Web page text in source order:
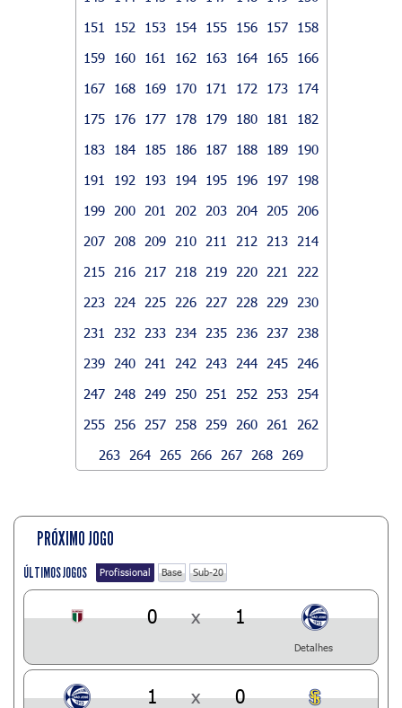
151
152 153 154 155 156 157
158
159
160 161 162 163 164 165
166
167
168 169 170 171 172 173
174
175
176 177 178 179 180 181
182
183
184 185 186 187 188 189
190
191
192 193 194 195 196 197
198
199
200 201 202 203 204 205
206
207
208 209 210 211 212 213
214
215
216 217 218 219 220 221
222
223
224 225 226 227 228 229
230
231
232 233 234 235 236 237
238
239
240 241 242 243 244 245
246
247
248 249 250 251 252 253
254
255
256 257 258 259 260 261
262
263
264 265 266 267 268 269
PRÓXIMO JOGO
ÚLTIMOS JOGOS Profissional Base Sub-20
0 x 1
Detalhes
1 x 0